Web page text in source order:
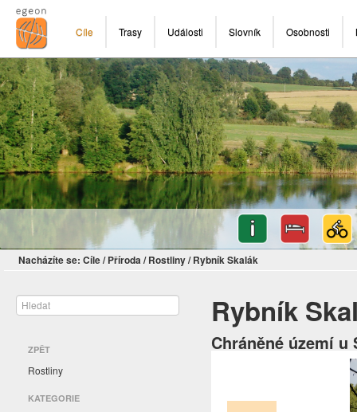
Cíle Trasy Události Slovník Osobnosti
Nacházíte se: Cíle/ Příroda/ Rostliny/ Rybník Skalák
ZPĚT
Rostliny
KATEGORIE
Rybník
Chráněné území u